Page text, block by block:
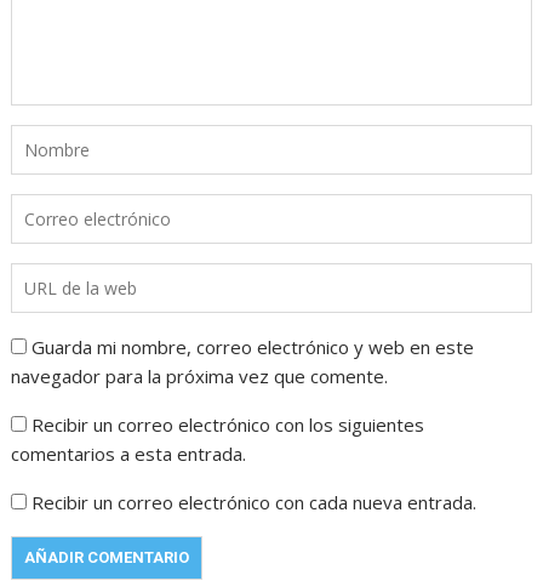
Guarda mi nombre, correo electrónico y web en este
navegador para la próxima vez que comente.
Recibir un correo electrónico con los siguientes
comentarios a esta entrada.
Recibir un correo electrónico con cada nueva entrada.